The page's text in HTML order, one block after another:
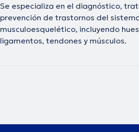
Se especializa en el diagnóstico,
prevención de trastornos del
musculoesquelético, incluyendo
ligamentos, tendones y músculos.